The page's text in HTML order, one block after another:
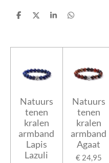
D
n
D
S
e
D
n
Natuurs
tenen
kralen
armband
Lapis
Lazuli
Natuurs
tenen
kralen
armband
Agaat
€ 24,95